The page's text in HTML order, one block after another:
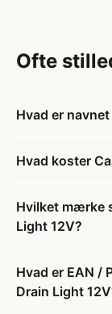
Ofte
Hvad er
Hvad koster
Hvilket mærke
Light 12V?
Hvad er EAN /
Drain Light